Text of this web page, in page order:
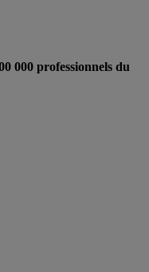
000 professionnels du